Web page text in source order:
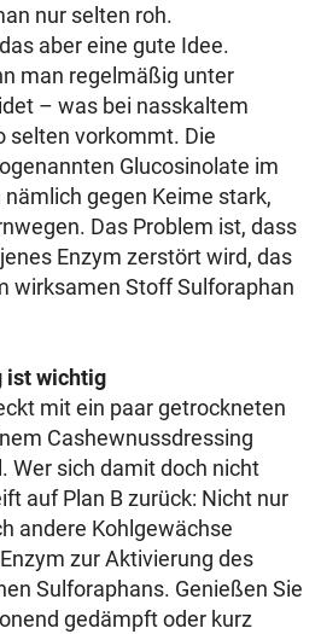
nur selten roh.
aber eine gute Idee.
man regelmäßig unter
– was bei nasskaltem
selten vorkommt. Die
Glucosinolate im
gegen Keime stark,
Das Problem ist, dass
Enzym zerstört wird, das
wirksamen Stoff Sulforaphan
ist wichtig
mit ein paar getrockneten
Cashewnussdressing
Wer sich damit doch nicht
auf Plan B zurück: Nicht nur
andere Kohlgewächse
zur Aktivierung des
Sulforaphans. Genießen Sie
gedämpft oder kurz